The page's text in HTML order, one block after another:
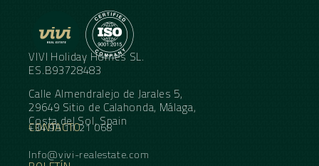
VIVI Holiday Homes SL.
ES.B93728483
Calle Almendralejo de Jarales 5,
29649 Sitio de Calahonda, Málaga,
Costa del Sol, Spain
CONTACTO
+34 95 11 21 068
Info@vivi-realestate.com